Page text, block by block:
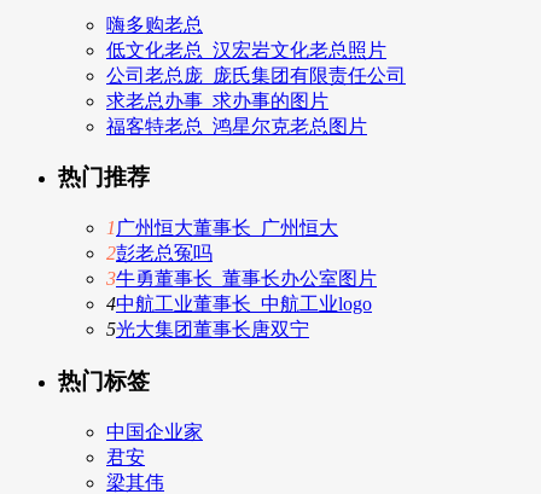
嗨多购老总
低文化老总_汉宏岩文化老总照片
公司老总庞_庞氏集团有限责任公司
求老总办事_求办事的图片
福客特老总_鸿星尔克老总图片
热门推荐
1 广州恒大董事长_广州恒大
2彭老总冤吗
3牛勇董事长_董事长办公室图片
4中航工业董事长_中航工业logo
5光大集团董事长唐双宁
热门标签
中国企业家
君安
梁其伟